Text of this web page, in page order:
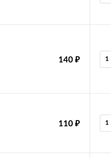
140 ₽
110 ₽